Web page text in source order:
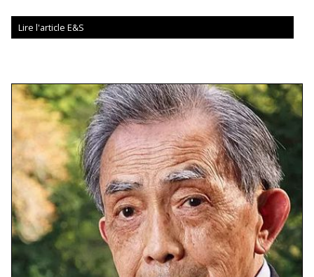
Lire l'article E&S